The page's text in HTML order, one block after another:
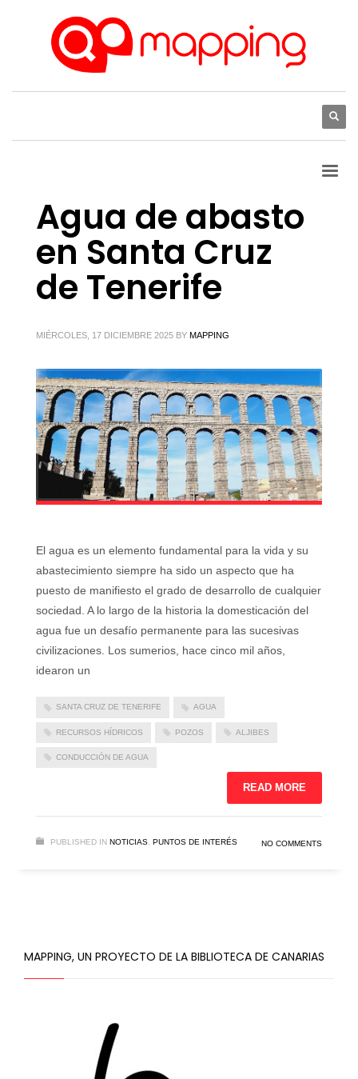
Agua de abasto
en Santa Cruz
de Tenerife
MIÉRCOLES, 17 DICIEMBRE 2025 BY MAPPING
El agua es un elemento fundamental para la vida y su
abastecimiento siempre ha sido un aspecto que ha
puesto de manifiesto el grado de desarrollo de cualquier
sociedad. A lo largo de la historia la domesticación del
agua fue un desafío permanente para las sucesivas
civilizaciones. Los sumerios, hace cinco mil años,
idearon un
SANTA CRUZ DE TENERIFE AGUA
RECURSOS HÍDRICOS POZOS ALJIBES
CONDUCCIÓN DE AGUA
READ MORE
PUBLISHED IN NOTICIAS, PUNTOS DE INTERÉS NO COMMENTS
MAPPING, UN PROYECTO DE LA BIBLIOTECA DE CANARIAS